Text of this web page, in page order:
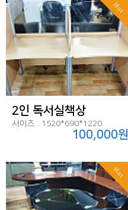
Hot
2인 독서실책상
사이즈 : 1520*690*1220
100,000원
Hot